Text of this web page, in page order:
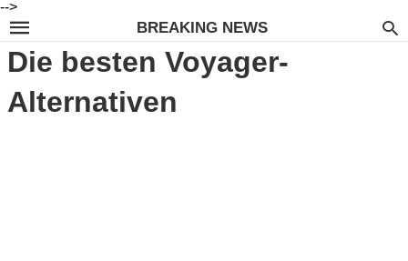
-->
BREAKING NEWS
Die besten Voyager-
Alternativen